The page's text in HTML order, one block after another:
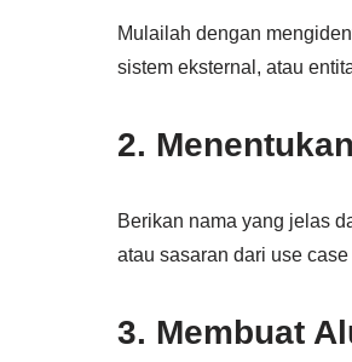
Mulailah dengan
sistem eksternal, atau
2.
Berikan nama yang jelas
atau sasaran dari use case
3. Membuat